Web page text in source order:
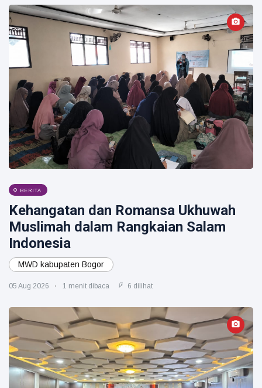
BERITA
Kehangatan dan Romansa Ukhuwah
Muslimah dalam Rangkaian Salam
Indonesia
MWD kabupaten Bogor
05 Aug 2026 1 menit dibaca 6 dilihat